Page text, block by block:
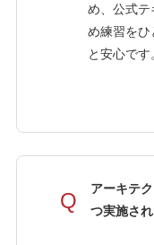
め、公式テ
め練習をひ
と安心です
Q
アーキテ
つ実施さ